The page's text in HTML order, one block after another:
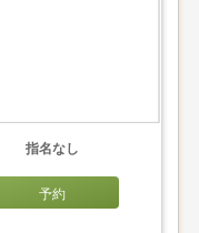
指名なし
予約